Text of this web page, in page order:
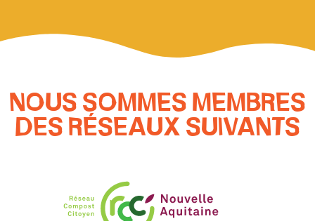
NOUS SOMMES MEMBRES
DES RÉSEAUX SUIVANTS